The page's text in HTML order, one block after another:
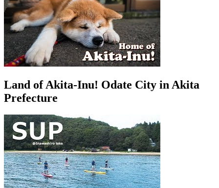
Land of Akita-Inu! Odate City in Akita
Prefecture